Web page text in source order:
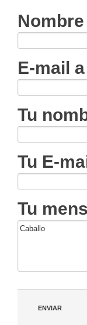
E-mail
Tu
Tu E-
Tu